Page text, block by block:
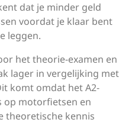
dat je minder geld
voordat je klaar bent
leggen.
het theorie-examen en
lager in vergelijking met
komt omdat het A2-
op motorfietsen en
theoretische kennis